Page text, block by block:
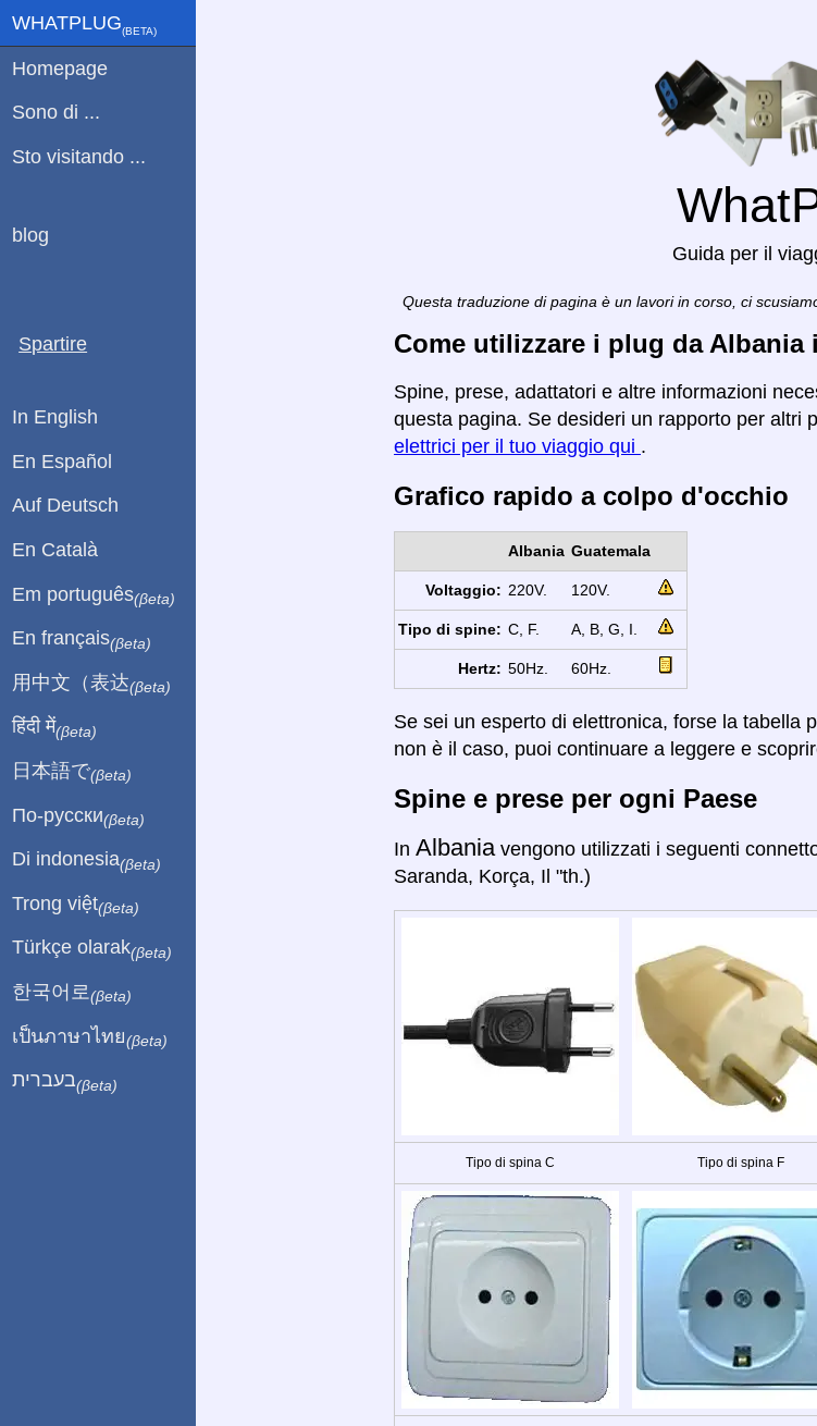
Guida per il
Questa traduzione di pagina è un lavori in corso, ci
Come utilizzare i plug da Albania
Spine, prese, adattatori e altre informazioni
questa pagina. Se desideri un rapporto per altri
elettrici per il tuo viaggio qui .
Grafico rapido a colpo d'occhio
Albania Guatemala
Voltaggio: 220V. 120V.
Tipo di spine: C, F. A, B, G, I.
Hertz: 50Hz. 60Hz.
Se sei un esperto di elettronica, forse la tabella
non è il caso, puoi continuare a leggere e
Spine e prese per ogni Paese
In Albania vengono utilizzati i seguenti
Saranda, Korça, Il "th.)
Tipo di spina C Tipo di spina F
WHATPLUG(ΒETA)
Homepage
Sono di ...
Sto visitando ...
blog
Spartire
In English
En Español
Auf Deutsch
En Català
Em português(βeta)
En français(βeta)
用中文（表达(βeta)
हिंदी में(βeta)
日本語で(βeta)
По-русски(βeta)
Di indonesia(βeta)
Trong việt(βeta)
Türkçe olarak(βeta)
한국어로 (βeta)
เป็นภาษาไทย(βeta)
בעברית(βeta)